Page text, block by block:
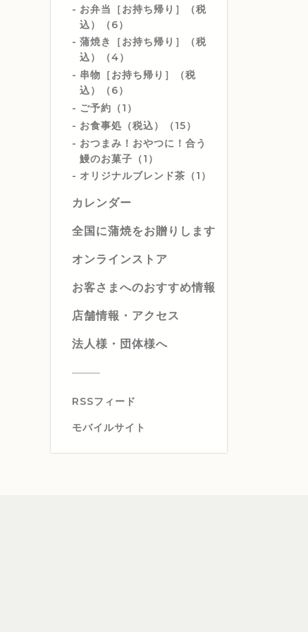
お弁当［お持ち帰り］（税
込）（6）
蒲焼き［お持ち帰り］（税
込）（4）
串物［お持ち帰り］（税
込）（6）
ご予約（1）
お食事処（税込）（15）
おつまみ！おやつに！合う
鰻のお菓子（1）
オリジナルブレンド茶（1）
カレンダー
全国に蒲焼をお贈りします
オンラインストア
お客さまへのおすすめ情報
店舗情報・アクセス
法人様・団体様へ
RSSフィード
モバイルサイト